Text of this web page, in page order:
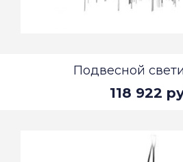
Подвесной
118 922